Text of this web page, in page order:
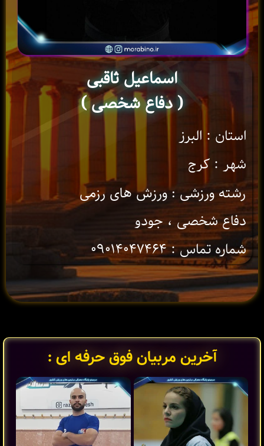
اسماعیل ثاقبی
( دفاع شخصی )
استان : البرز
شهر : کرج
رشته ورزشی : ورزش های رزمی
دفاع شخصی ، جودو
شماره تماس : ۰۹۰۱۴۰۴۷۴۶۴
آخرین مربیان فوق حرفه ای :